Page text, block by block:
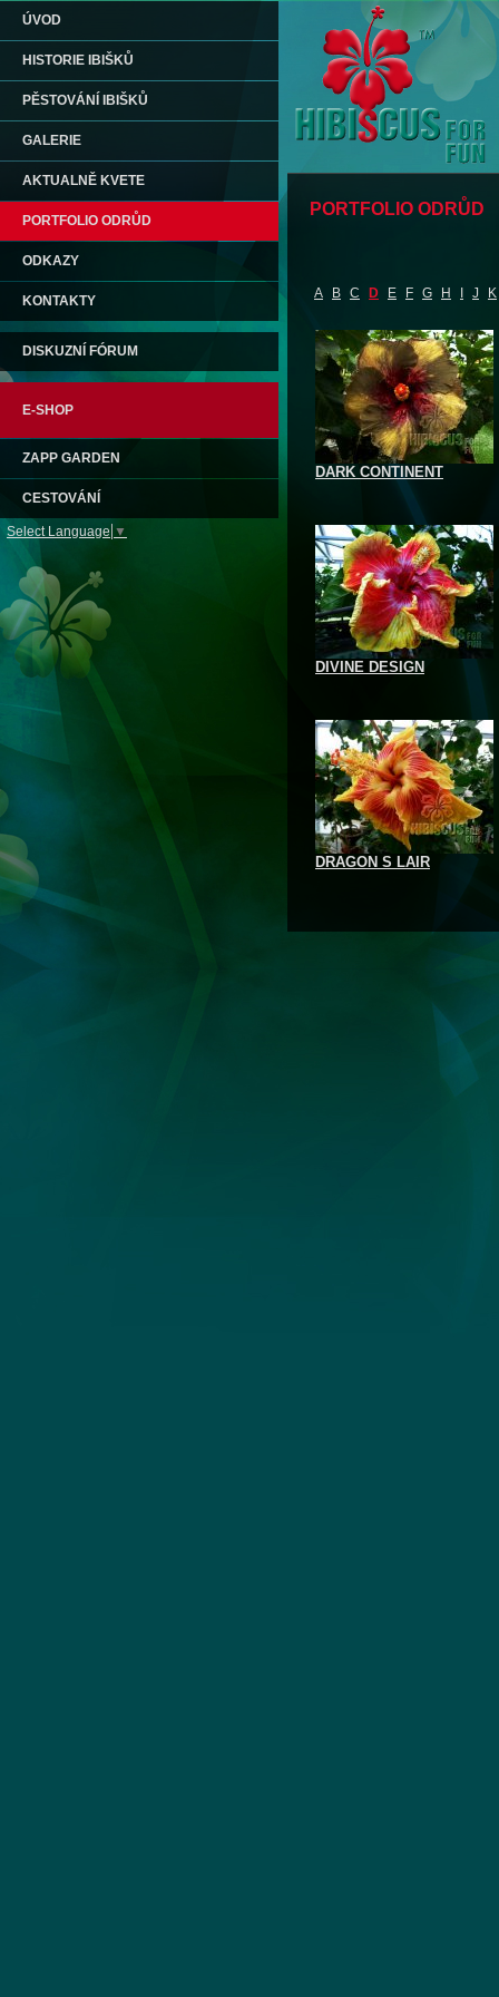
ÚVOD
HISTORIE IBIŠKŮ
PĚSTOVÁNÍ IBIŠKŮ
GALERIE
AKTUALNĚ KVETE
PORTFOLIO ODRŮD
ODKAZY
KONTAKTY
DISKUZNÍ FÓRUM
E-SHOP
ZAPP GARDEN
CESTOVÁNÍ
Select Language ▼
PORTFOLIO ODRŮD
A B C D E F G H I J K
DARK CONTINENT
DIVINE DESIGN
DRAGON S LAIR